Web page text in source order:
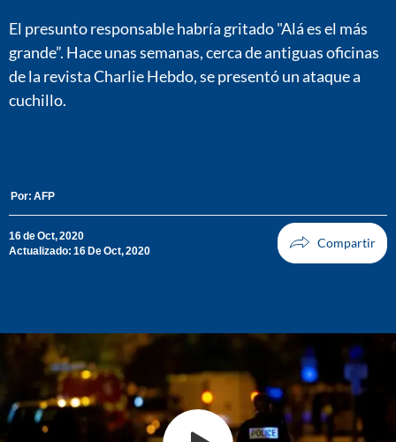
El presunto responsable habría gritado "Alá es el más
grande”. Hace unas semanas, cerca de antiguas oficinas
de la revista Charlie Hebdo, se presentó un ataque a
cuchillo.
Por: AFP
16 de Oct, 2020
Actualizado: 16 De Oct, 2020